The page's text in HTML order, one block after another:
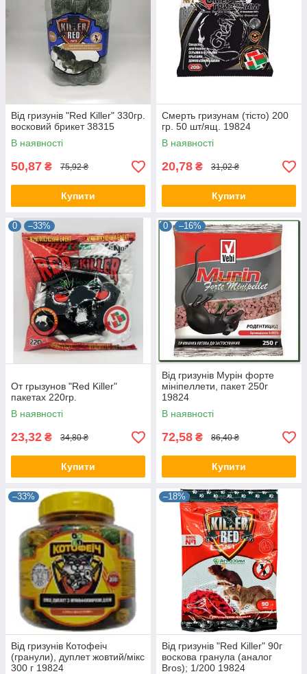
Від гризунів "Red Killer" 330гр.
восковий брикет 38315
В наявності
50,87 ₴ 75,92 ₴
Купити
Смерть гризунам (тісто) 200
гр. 50 шт/ящ. 19824
В наявності
20,78 ₴ 31,02 ₴
Купити
0 –33%
От грызунов "Red Killer"
пакетах 220гр.
В наявності
23,32 ₴ 34,80 ₴
Купити
0 –16%
Від гризунів Мурін форте
мініпеллети, пакет 250г
19824
В наявності
72,58 ₴ 86,40 ₴
Купити
–33%
Від гризунів Котофеіч
(гранули), дуплет жовтий/мікс
300 г 19824
–18%
Від гризунів "Red Killer" 90г
воскова гранула (аналог
Bros); 1/200 19824